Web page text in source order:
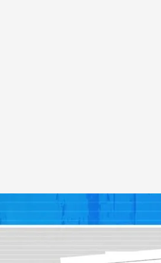
de pago 'Todo es mentira'